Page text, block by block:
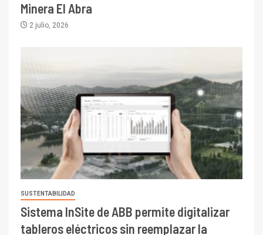
Minera El Abra
2 julio, 2026
SUSTENTABILIDAD
Sistema InSite de ABB permite digitalizar
tableros eléctricos sin reemplazar la